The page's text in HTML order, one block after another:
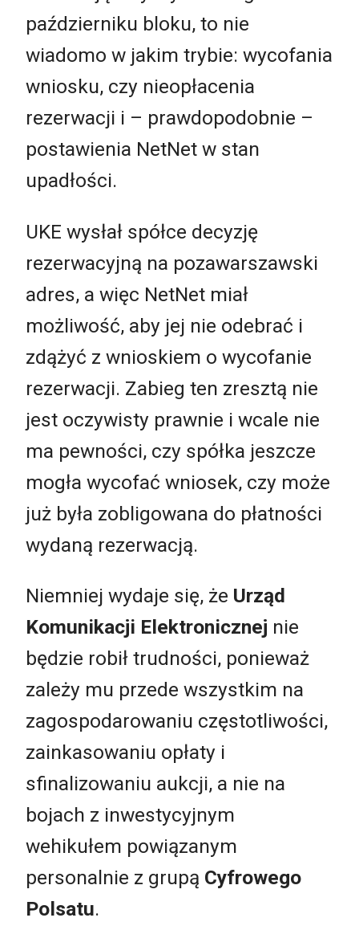
październiku bloku, to nie
wiadomo w jakim trybie: wycofania
wniosku, czy nieopłacenia
rezerwacji i – prawdopodobnie –
postawienia NetNet w stan
upadłości.
UKE wysłał spółce decyzję
rezerwacyjną na pozawarszawski
adres, a więc NetNet miał
możliwość, aby jej nie odebrać i
zdążyć z wnioskiem o wycofanie
rezerwacji. Zabieg ten zresztą nie
jest oczywisty prawnie i wcale nie
ma pewności, czy spółka jeszcze
mogła wycofać wniosek, czy może
już była zobligowana do płatności
wydaną rezerwacją.
Niemniej wydaje się, że Urząd
Komunikacji Elektronicznej nie
będzie robił trudności, ponieważ
zależy mu przede wszystkim na
zagospodarowaniu częstotliwości,
zainkasowaniu opłaty i
sfinalizowaniu aukcji, a nie na
bojach z inwestycyjnym
wehikułem powiązanym
personalnie z grupą Cyfrowego
Polsatu.